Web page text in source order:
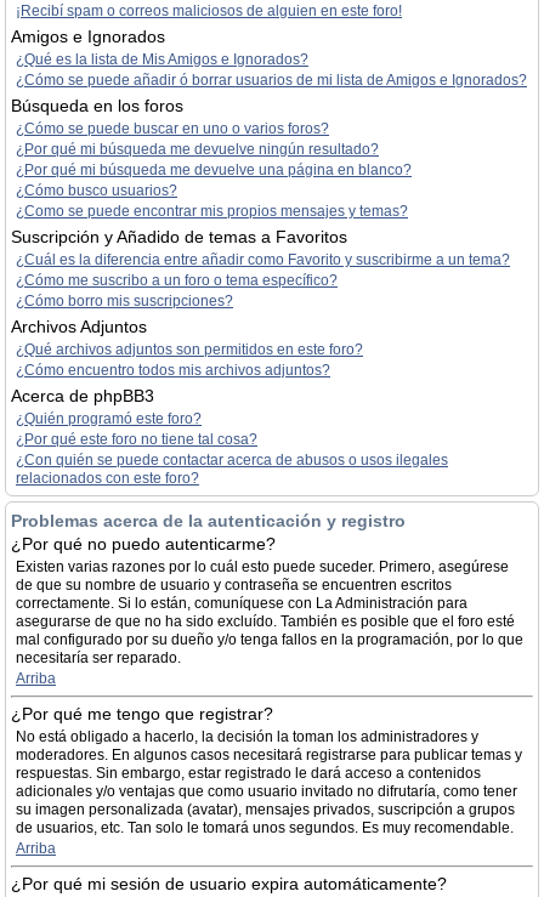
¡Recibí spam o correos maliciosos de alguien en este foro!
Amigos e Ignorados
¿Qué es la lista de Mis Amigos e Ignorados?
¿Cómo se puede añadir ó borrar usuarios de mi lista de Amigos e Ignorados?
Búsqueda en los foros
¿Cómo se puede buscar en uno o varios foros?
¿Por qué mi búsqueda me devuelve ningún resultado?
¿Por qué mi búsqueda me devuelve una página en blanco?
¿Cómo busco usuarios?
¿Como se puede encontrar mis propios mensajes y temas?
Suscripción y Añadido de temas a Favoritos
¿Cuál es la diferencia entre añadir como Favorito y suscribirme a un tema?
¿Cómo me suscribo a un foro o tema específico?
¿Cómo borro mis suscripciones?
Archivos Adjuntos
¿Qué archivos adjuntos son permitidos en este foro?
¿Cómo encuentro todos mis archivos adjuntos?
Acerca de phpBB3
¿Quién programó este foro?
¿Por qué este foro no tiene tal cosa?
¿Con quién se puede contactar acerca de abusos o usos ilegales
relacionados con este foro?
Problemas acerca de la autenticación y registro
¿Por qué no puedo autenticarme?
Existen varias razones por lo cuál esto puede suceder. Primero, asegúrese
de que su nombre de usuario y contraseña se encuentren escritos
correctamente. Si lo están, comuníquese con La Administración para
asegurarse de que no ha sido excluído. También es posible que el foro esté
mal configurado por su dueño y/o tenga fallos en la programación, por lo que
necesitaría ser reparado.
Arriba
¿Por qué me tengo que registrar?
No está obligado a hacerlo, la decisión la toman los administradores y
moderadores. En algunos casos necesitará registrarse para publicar temas y
respuestas. Sin embargo, estar registrado le dará acceso a contenidos
adicionales y/o ventajas que como usuario invitado no difrutaría, como tener
su imagen personalizada (avatar), mensajes privados, suscripción a grupos
de usuarios, etc. Tan solo le tomará unos segundos. Es muy recomendable.
Arriba
¿Por qué mi sesión de usuario expira automáticamente?